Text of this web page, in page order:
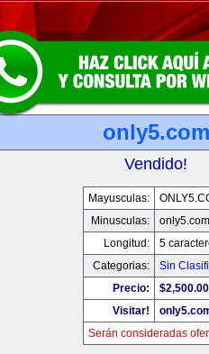
only5.com
Vendido!
Mayusculas:
Minusculas:
only5.com
Longitud:
5
Categorias:
Sin
Precio:
$2,500.00
Visitar!
Serán consideradas